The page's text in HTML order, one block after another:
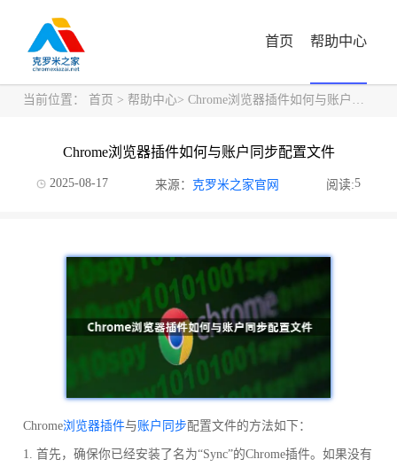
首页 帮助中心
当前位置： 首页 > 帮助中心> Chrome浏览器插件如何与账户同步配置文件
Chrome浏览器插件如何与账户同步配置文件
2025-08-17 来源： 克罗米之家官网 阅读:5
Chrome浏览器插件与账户同步配置文件的方法如下：
1. 首先，确保你已经安装了名为“Sync”的Chrome插件。如果没有